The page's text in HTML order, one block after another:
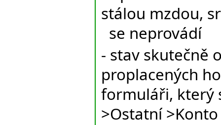
stálou mzdou,
se neprovádí
- stav skutečně
proplacených
formuláři, který
>Ostatní